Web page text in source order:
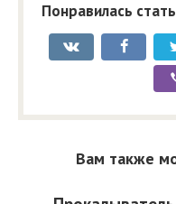
Понравилась
Вам также